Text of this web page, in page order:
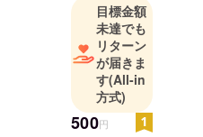
目標金額
未達でも
リターン
が届きま
す(All-in
方式)
500円